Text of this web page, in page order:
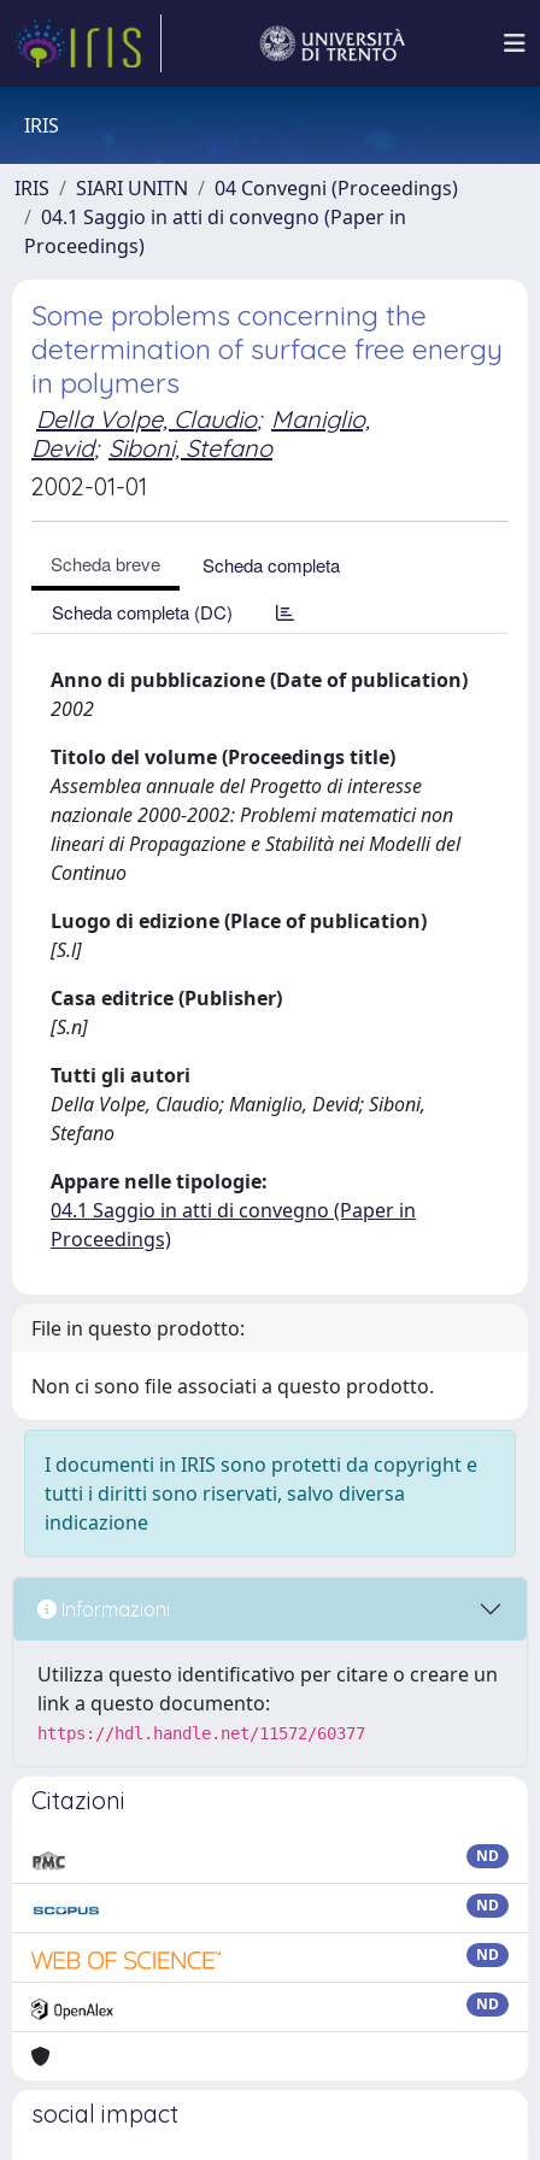
IRIS
IRIS SIARI UNITN
04 Convegni (Proceedings)
04.1 Saggio in atti di convegno (Paper in
Proceedings)
Some problems concerning the
determination of surface free energy
in polymers
Della Volpe, Claudio; Maniglio,
Devid; Siboni, Stefano
2002-01-01
Scheda breve
Scheda completa
Scheda completa (DC)
Anno di pubblicazione (Date of publication)
2002
Titolo del volume (Proceedings title)
Assemblea annuale del Progetto di interesse
nazionale 2000-2002: Problemi matematici non
lineari di Propagazione e Stabilità nei Modelli del
Continuo
Luogo di edizione (Place of publication)
[S.l]
Casa editrice (Publisher)
[S.n]
Tutti gli autori
Della Volpe, Claudio; Maniglio, Devid; Siboni,
Stefano
Appare nelle tipologie:
04.1 Saggio in atti di convegno (Paper in
Proceedings)
File in questo prodotto:
Non ci sono file associati a questo prodotto.
I documenti in IRIS sono protetti da copyright e
tutti i diritti sono riservati, salvo diversa
indicazione
Informazioni
Utilizza questo identificativo per citare o creare un
link a questo documento:
https://hdl.handle.net/11572/60377
Citazioni
ND
ND
ND
ND
social impact